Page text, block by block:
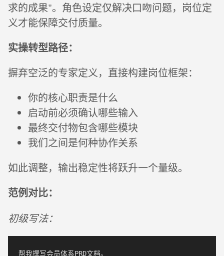
求的成果"。角色设定仅解决口吻问题，岗位定
义才能保障交付质量。
实操转型路径：
摒弃空泛的专家定义，直接构建岗位框架：
你的核心职责是什么
启动前必须确认哪些输入
最终交付物包含哪些模块
我们之间是何种协作关系
如此调整，输出稳定性将跃升一个量级。
范例对比：
初级写法：